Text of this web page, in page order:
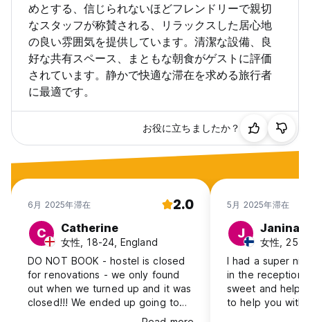
めとする、信じられないほどフレンドリーで親切
なスタッフが称賛される、リラックスした居心地
の良い雰囲気を提供しています。清潔な設備、良
好な共有スペース、まともな朝食がゲストに評価
されています。静かで快適な滞在を求める旅行者
に最適です。
お役に立ちましたか？
6月 2025年滞在 2.0
C Catherine
女性, 18-24, England
DO NOT BOOK - hostel is closed
for renovations - we only found
out when we turned up and it was
closed!!! We ended up going to
De Boca en Boca - and it was
5月 2025年滞在
J Janina
女性, 25-
I had a super
in the reception
sweet and
to help you with